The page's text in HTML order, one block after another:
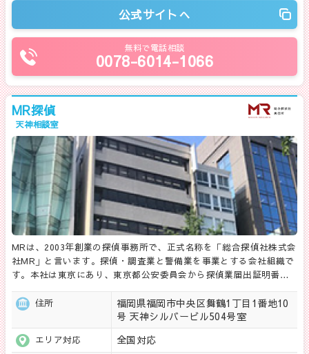
公式サイトへ
無料で電話相談
0078-6014-1066
MR探偵
天神相談室
MRは、2003年創業の探偵事務所で、正式名称を「総合探偵社株式会
社MR」と言います。探偵・調査業と警備業を事業とする会社組織で
す。本社は東京にあり、東京都公安委員会から探偵業届出証明番…
住所
福岡県福岡市中央区舞鶴1丁目1番地10
号 天神シルバービル504号室
エリア対応 全国対応